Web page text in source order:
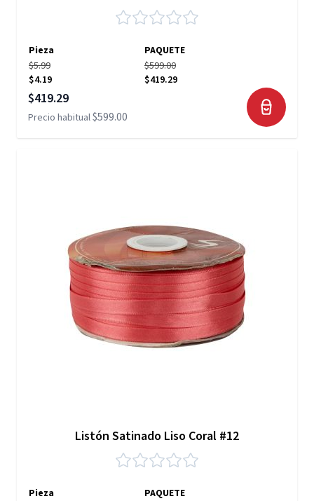
Pieza
PAQUETE
$5.99
$4.19
$599.00
$419.29
Precio especial
$419.29
Precio habitual$599.00
Listón Satinado Liso Coral #12
Pieza
PAQUETE